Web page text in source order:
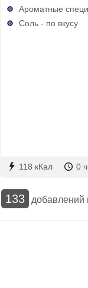
Ароматные
Соль - по вкусу
118 кКал 0
133 добавлений